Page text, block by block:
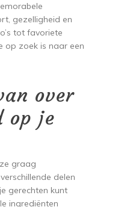
gezelligheid en
tot favoriete
op zoek is naar een
over
op je
graag
delen
gerechten kunt
ingrediënten